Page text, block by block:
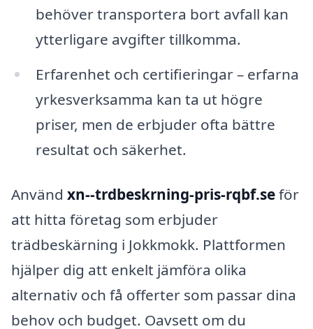
behöver transportera bort avfall kan
ytterligare avgifter tillkomma.
Erfarenhet och certifieringar – erfarna
yrkesverksamma kan ta ut högre
priser, men de erbjuder ofta bättre
resultat och säkerhet.
Använd xn--trdbeskrning-pris-rqbf.seför
att hitta företag som erbjuder
trädbeskärning i Jokkmokk. Plattformen
hjälper dig att enkelt jämföra olika
alternativ och få offerter som passar dina
behov och budget. Oavsett om du